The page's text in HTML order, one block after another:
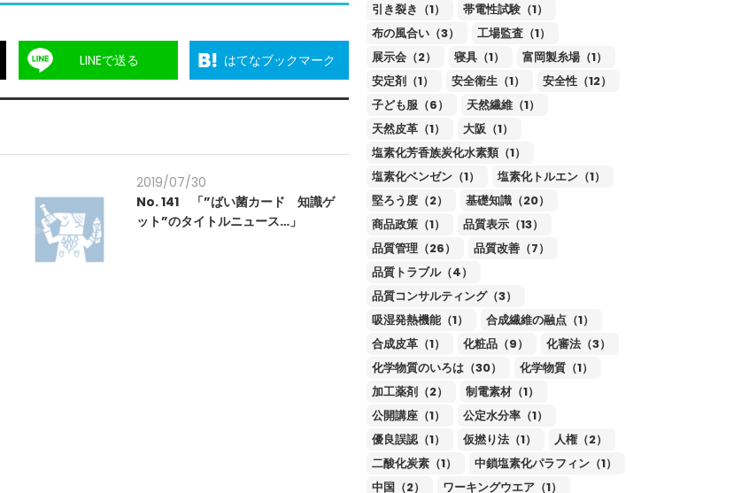
LINEで送る はてなブックマーク
2019/07/30
No. 141 「”ばい菌カード 知識ゲ
ット”のタイトルニュース…」
引き裂き（1）
帯電性試験（1）
布の風合い（3）
工場監査（1）
展示会（2）
寝具（1）
富岡製糸場（1）
安定剤（1）
安全衛生（1）
安全性（12）
子ども服（6）
天然繊維（1）
天然皮革（1）
大阪（1）
塩素化芳香族炭化水素類（1）
塩素化ベンゼン（1）
塩素化トルエン（1）
堅ろう度（2）
基礎知識（20）
商品政策（1）
品質表示（13）
品質管理（26）
品質改善（7）
品質トラブル（4）
品質コンサルティング（3）
吸湿発熱機能（1）
合成繊維の融点（1）
合成皮革（1）
化粧品（9）
化審法（3）
化学物質のいろは（30）
化学物質（1）
加工薬剤（2）
制電素材（1）
公開講座（1）
公定水分率（1）
優良誤認（1）
仮撚り法（1）
人権（2）
二酸化炭素（1）
中鎖塩素化パラフィン（1）
中国（2）
ワーキングウエア（1）